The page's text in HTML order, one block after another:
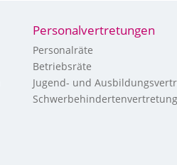
Personalvertretungen
Personalräte
Betriebsräte
Jugend- und